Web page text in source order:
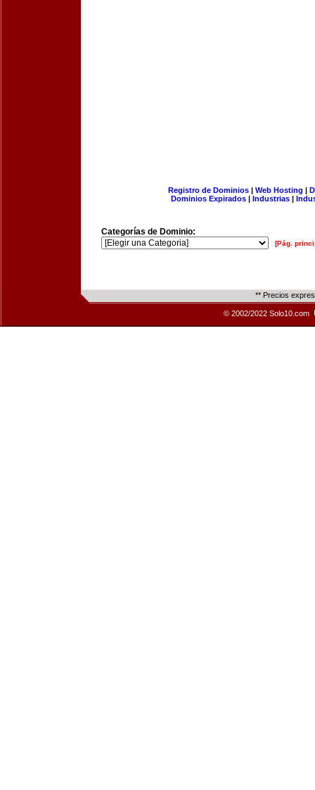
Registro de Dominios| Web Hosting |
Dominios Expirados | Industrias |
Categorías de Dominio:
[Pág.
** Precios
© 2002/2022 Solo10.com